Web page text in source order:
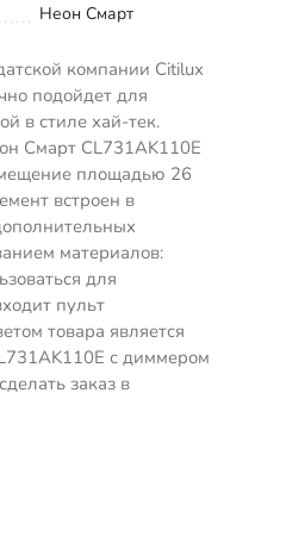
Неон Смарт
компании Citilux
подойдет для
в стиле хай-тек.
Смарт CL731AK110E
площадью 26
встроен в
материалов:
для
пульт
товара является
с диммером
заказ в